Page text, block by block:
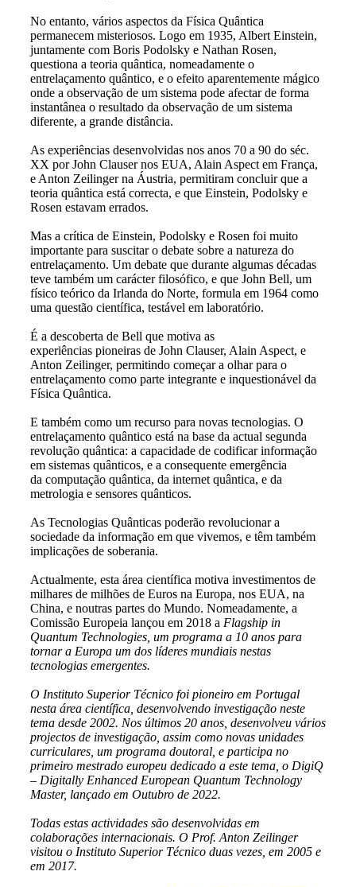
No entanto, vários aspectos da Física Quântica
permanecem misteriosos. Logo em 1935, Albert Einstein,
juntamente com Boris Podolsky e Nathan Rosen,
questiona a teoria quântica, nomeadamente o
entrelaçamento quântico, e o efeito aparentemente mágico
onde a observação de um sistema pode afectar de forma
instantânea o resultado da observação de um sistema
diferente, a grande distância.
As experiências desenvolvidas nos anos 70 a 90 do séc.
XX por John Clauser nos EUA, Alain Aspect em França,
e Anton Zeilinger na Áustria, permitiram concluir que a
teoria quântica está correcta, e que Einstein, Podolsky e
Rosen estavam errados.
Mas a crítica de Einstein, Podolsky e Rosen foi muito
importante para suscitar o debate sobre a natureza do
entrelaçamento. Um debate que durante algumas décadas
teve também um carácter filosófico, e que John Bell, um
físico teórico da Irlanda do Norte, formula em 1964 como
uma questão científica, testável em laboratório.
É a descoberta de Bell que motiva as
experiências pioneiras de John Clauser, Alain Aspect, e
Anton Zeilinger, permitindo começar a olhar para o
entrelaçamento como parte integrante e inquestionável da
Física Quântica.
E também como um recurso para novas tecnologias. O
entrelaçamento quântico está na base da actual segunda
revolução quântica: a capacidade de codificar informação
em sistemas quânticos, e a consequente emergência
da computação quântica, da internet quântica, e da
metrologia e sensores quânticos.
As Tecnologias Quânticas poderão revolucionar a
sociedade da informação em que vivemos, e têm também
implicações de soberania.
Actualmente, esta área científica motiva investimentos de
milhares de milhões de Euros na Europa, nos EUA, na
China, e noutras partes do Mundo. Nomeadamente, a
Comissão Europeia lançou em 2018 a Flagship in
Quantum Technologies, um programa a 10 anos para
tornar a Europa um dos líderes mundiais nestas
tecnologias emergentes.
O Instituto Superior Técnico foi pioneiro em Portugal
nesta área científica, desenvolvendo investigação neste
tema desde 2002. Nos últimos 20 anos, desenvolveu vários
projectos de investigação, assim como novas unidades
curriculares, um programa doutoral, e participa no
primeiro mestrado europeu dedicado a este tema, o DigiQ
– Digitally Enhanced European Quantum Technology
Master, lançado em Outubro de 2022.
Todas estas actividades são desenvolvidas em
colaborações internacionais. O Prof. Anton Zeilinger
visitou o Instituto Superior Técnico duas vezes, em 2005 e
em 2017.